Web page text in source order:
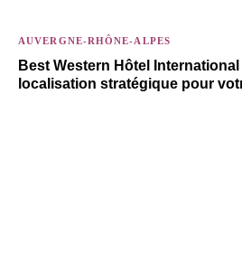
AUVERGNE-RHÔNE-ALPES
Best Western Hôtel
localisation stratégique pour